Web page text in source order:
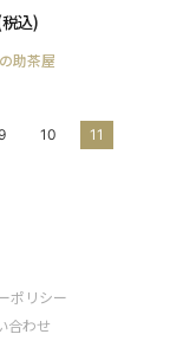
込)
助茶屋
10 11
ポリシー
合わせ